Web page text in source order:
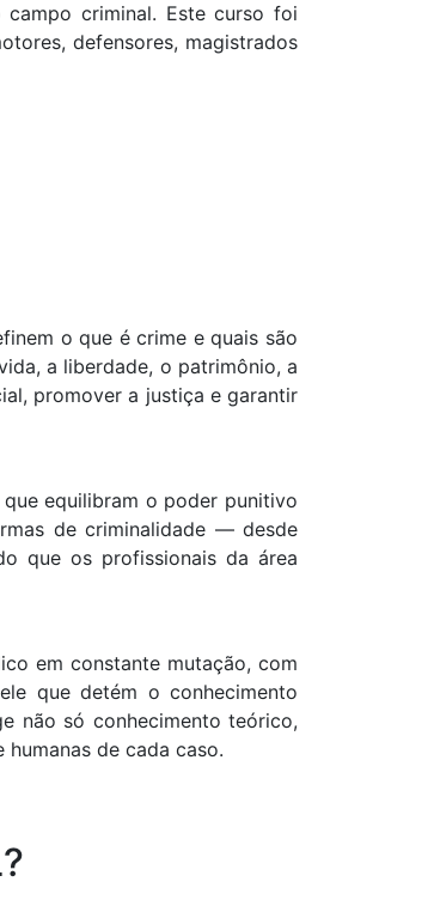
campo criminal. Este curso foi
defensores, magistrados
o que é crime e quais são
a liberdade, o patrimônio, a
promover a justiça e garantir
equilibram o poder punitivo
de criminalidade — desde
que os profissionais da área
em constante mutação, com
que detém o conhecimento
não só conhecimento teórico,
de cada caso.